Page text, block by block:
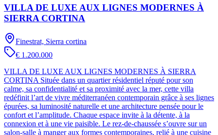
VILLA DE LUXE AUX LIGNES MODERNES À
SIERRA CORTINA
Finestrat, Sierra cortina
€ 1.200.000
VILLA DE LUXE AUX LIGNES MODERNES À SIERRA
CORTINA Située dans un quartier résidentiel réputé pour son
calme, sa confidentialité et sa proximité avec la mer, cette villa
redéfinit l’art de vivre méditerranéen contemporain grâce à ses lignes
épurées, sa luminosité naturelle et une architecture pensée pour le
confort et l’amplitude. Chaque espace invite à la détente, à la
connexion et à une vie paisible. Le rez-de-chaussée s’ouvre sur un
salon-salle à manger aux formes contemporaines, relié à une cuisine